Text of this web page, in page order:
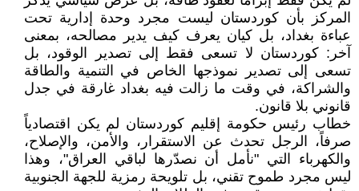
المركز بأن كوردستان ليست مجرد وحدة إدارية تحت
عباءة بغداد، بل كيان يعرف كيف يدير مصالحه، بمعنى
آخر: كوردستان لا تسعى فقط إلى تصدير الوقود، بل
تسعى إلى تصدير نموذجها الخاص في التنمية والطاقة
والشراكة، في وقت ما زالت فيه بغداد غارقة في جدل
قانوني بلا قانون.
خطاب رئيس حكومة إقليم كوردستان لم يكن اقتصادياً
صرفاً، الرجل تحدث عن الاستقرار، والأمن، والإصلاح،
والكهرباء التي "نأمل أن نصدّرها لباقي العراق"، وهذا
ليس مجرد طموح تقني، بل تلويحة رمزية للجهة الجنوبية